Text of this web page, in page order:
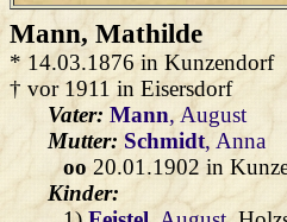
Mann, Mathilde
* 14.03.1876 in Kunzendorf
† vor 1911 in Eisersdorf
Vater:Mann, August
Mutter: Schmidt, Anna
oo 20.01.1902 in
Kinder: